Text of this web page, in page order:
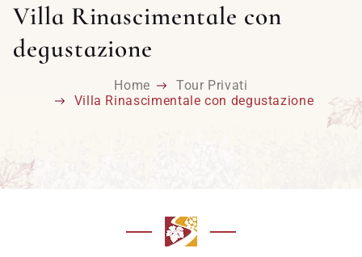
Villa Rinascimentale con
degustazione
Home
Tour Privati
Villa Rinascimentale con degustazione